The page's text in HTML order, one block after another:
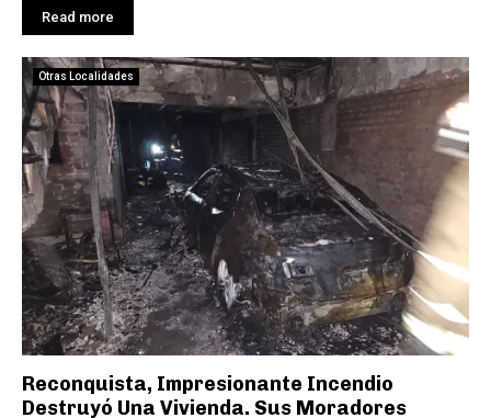
Read more
Otras Localidades
Reconquista, Impresionante Incendio
Destruyó Una Vivienda. Sus Moradores